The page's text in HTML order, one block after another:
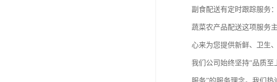
副食配送有定时跟踪服务
蔬菜农产品配送这项服务
心来为您提供新鲜、卫生
我们公司始终坚持“品质至